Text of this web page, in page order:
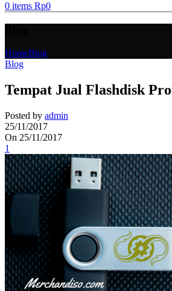
0 items Rp0
HomeBlog
Blog
Tempat Jual Flashdisk
Posted by admin
25/11/2017
On 25/11/2017
1